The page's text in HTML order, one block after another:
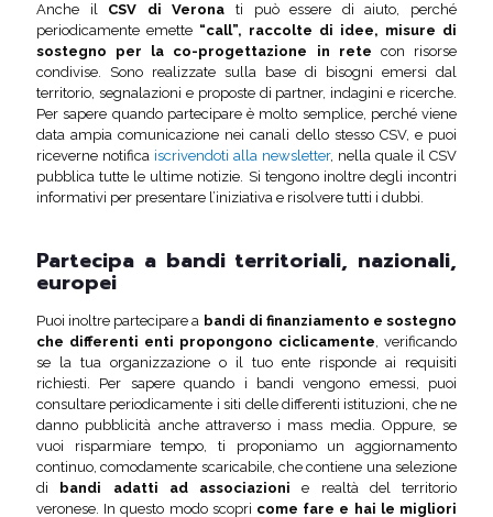
Anche ilCSV di Verona ti può essere di aiuto, perché
periodicamente emette “call”, raccolte di idee, misure di
sostegno per la co-progettazione in rete con risorse
condivise. Sono realizzate sulla base di bisogni emersi dal
territorio, segnalazioni e proposte di partner, indagini e ricerche.
Per sapere quando partecipare è molto semplice, perché viene
data ampia comunicazione nei canali dello stesso CSV, e puoi
riceverne notifica iscrivendoti alla newsletter, nella quale il CSV
pubblica tutte le ultime notizie. Si tengono inoltre degli incontri
informativi per presentare l’iniziativa e risolvere tutti i dubbi.
Partecipa a bandi territoriali, nazionali,
europei
Puoi inoltre partecipare a bandi di finanziamento e sostegno
che differenti enti propongono ciclicamente, verificando
se la tua organizzazione o il tuo ente risponde ai requisiti
richiesti. Per sapere quando i bandi vengono emessi, puoi
consultare periodicamente i siti delle differenti istituzioni, che ne
danno pubblicità anche attraverso i mass media. Oppure, se
vuoi risparmiare tempo, ti proponiamo un aggiornamento
continuo, comodamente scaricabile, che contiene una selezione
di
bandi adatti ad associazioni e realtà del territorio
veronese. In questo modo scopri come fare e hai le migliori